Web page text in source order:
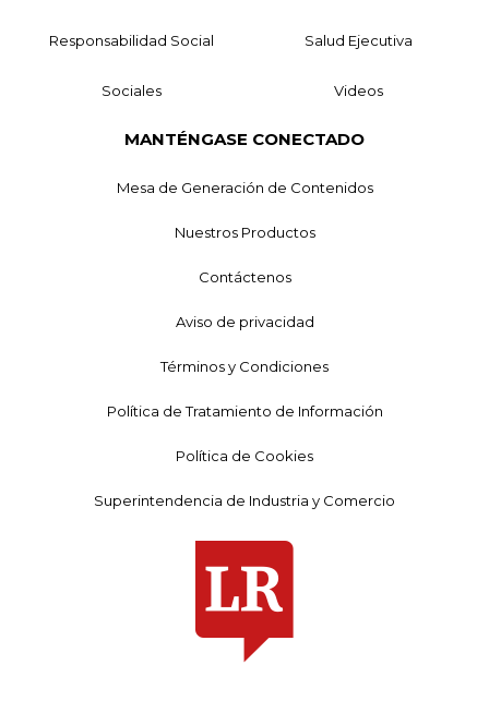
Responsabilidad Social Salud Ejecutiva
Sociales Videos
MANTÉNGASE CONECTADO
Mesa de Generación de Contenidos
Nuestros Productos
Contáctenos
Aviso de privacidad
Términos y Condiciones
Política de Tratamiento de Información
Política de Cookies
Superintendencia de Industria y Comercio